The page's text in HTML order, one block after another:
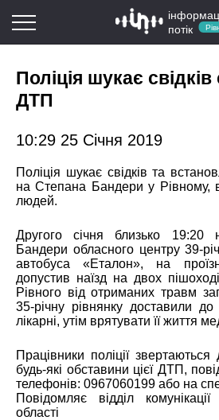
потік
Поліція шукає
ДТП
10:29 25 Січня 2019
Поліція шукає свідків та
на Степана Бандери у Рівному,
людей.
Другого січня близько 19:20
Бандери обласного центру 39-
автобуса «Еталон», на
допустив наїзд на двох
Рівного від отриманих травм
35-річну рівнянку доставили до
лікарні, утім врятувати її життя
Працівники поліції
будь-які обставини цієї ДТП,
телефонів: 0967060199 або на
Повідомляє відділ комунікації
області